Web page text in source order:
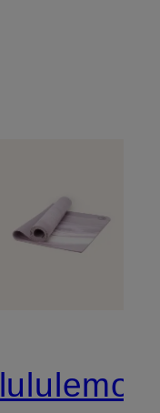
lululemon